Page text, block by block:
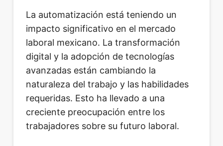
La automatización está teniendo un
impacto significativo en el mercado
laboral mexicano. La transformación
digital y la adopción de tecnologías
avanzadas están cambiando la
naturaleza del trabajo y las habilidades
requeridas. Esto ha llevado a una
creciente preocupación entre los
trabajadores sobre su futuro laboral.